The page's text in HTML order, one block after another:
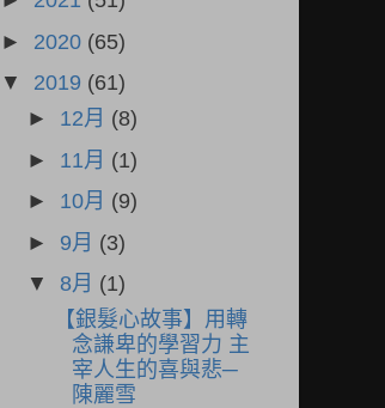
► 2020 (65)
▼ 2019 (61)
► 12月 (8)
► 11月 (1)
► 10月 (9)
► 9月 (3)
▼ 8月 (1)
【銀髮心故事】用轉
念謙卑的學習力 主
宰人生的喜與悲─
陳麗雪